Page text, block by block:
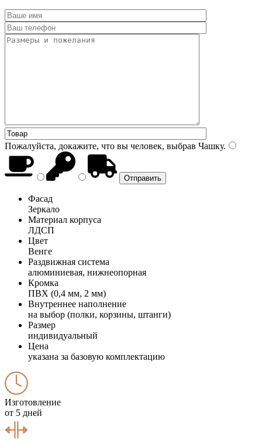
Пожалуйста, докажите, что вы человек, выбрав Чашку.
Фасад
Зеркало
Материал корпуса
ЛДСП
Цвет
Венге
Раздвижная система
алюминиевая, нижнеопорная
Кромка
ПВХ (0,4 мм, 2 мм)
Внутреннее наполнение
на выбор (полки, корзины, штанги)
Размер
индивидуальный
Цена
указана за базовую комплектацию
Изготовление
от 5 дней